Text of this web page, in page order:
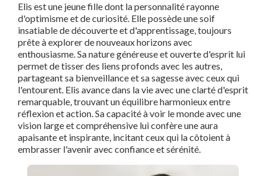
Elis est une jeune fille dont la personnalité rayonne
d'optimisme et de curiosité. Elle possède une soif
insatiable de découverte et d'apprentissage, toujours
prête à explorer de nouveaux horizons avec
enthousiasme. Sa nature généreuse et ouverte d'esprit lui
permet de tisser des liens profonds avec les autres,
partageant sa bienveillance et sa sagesse avec ceux qui
l'entourent. Elis avance dans la vie avec une clarté d'esprit
remarquable, trouvant un équilibre harmonieux entre
réflexion et action. Sa capacité à voir le monde avec une
vision large et compréhensive lui confère une aura
apaisante et inspirante, incitant ceux qui la côtoient à
embrasser l'avenir avec confiance et sérénité.